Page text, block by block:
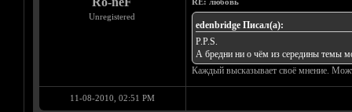
Unregistered
edenbridge Писал(а):
P.P.S.
А бредни ни о чём из середины темы
Каждый высказывает своё мнение.
11-08-2010, 02:51 PM